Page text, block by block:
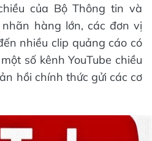
của Bộ Thông tin và
hàng lớn, các đơn vị
nhiều clip quảng cáo có
số kênh YouTube chiều
hồi chính thức gửi các cơ